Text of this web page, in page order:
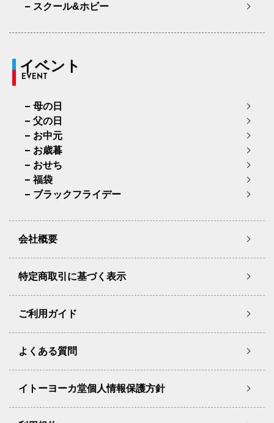
スクール&ホビー
イベント
EVENT
母の日
父の日
お中元
お歳暮
おせち
福袋
ブラックフライデー
会社概要
特定商取引に基づく表示
ご利用ガイド
よくある質問
イトーヨーカ堂個人情報保護方針